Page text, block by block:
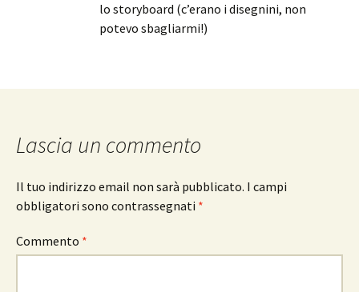
lo storyboard (c’erano i disegnini, non
potevo sbagliarmi!)
Lascia un commento
Il tuo indirizzo email non sarà pubblicato. I campi
obbligatori sono contrassegnati *
Commento *